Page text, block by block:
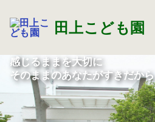
ン
ス
キ
田上こども園
検索:
感じるままを大切に
そのままのあなたがすきだから